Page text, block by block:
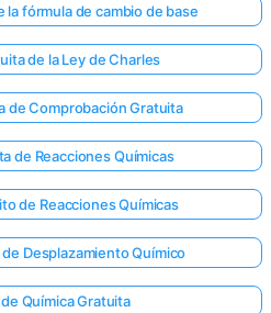
la fórmula de cambio de base
de la Ley de Charles
de Comprobación Gratuita
de Reacciones Químicas
de Reacciones Químicas
Desplazamiento Químico
Química Gratuita